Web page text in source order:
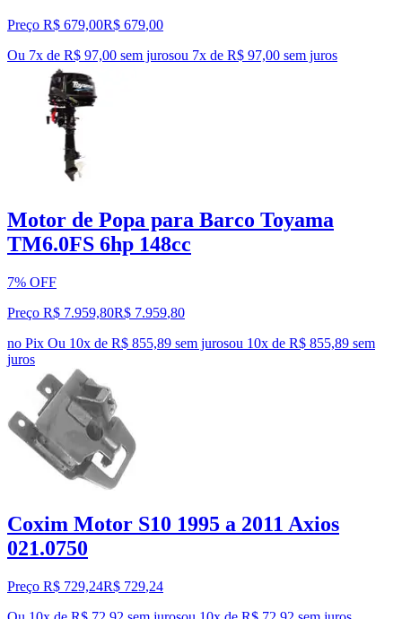
Preço R$ 679,00R$ 679,00
Ou 7x de R$ 97,00 sem jurosou 7x de R$ 97,00 sem juros
Motor de Popa para Barco Toyama
TM6.0FS 6hp 148cc
7% OFF
Preço R$ 7.959,80R$ 7.959,80
no Pix Ou 10x de R$ 855,89 sem jurosou 10x de R$ 855,89 sem
juros
Coxim Motor S10 1995 a 2011 Axios
021.0750
Preço R$ 729,24R$ 729,24